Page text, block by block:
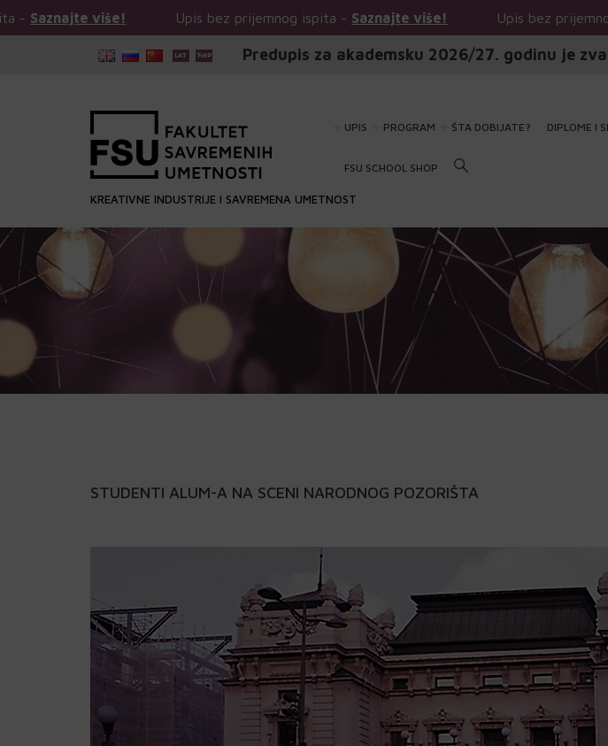
Upis bez prijemnog ispita -Saznajte više! Upis bez prijemnog ispita -Saznajte
Predupis za akademsku 2026/27. godinu je
UPIS PROGRAM ŠTA DOBIJATE? DIPLOME I
FSU SCHOOL SHOP
KREATIVNE INDUSTRIJE I SAVREMENA UMETNOST
STUDENTI ALUM-A NA SCENI NARODNOG POZORIŠTA